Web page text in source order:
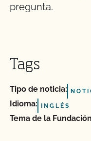
pregunta.
Tags
Tipo de noticia:
Idioma: INGLÉS
Tema de la